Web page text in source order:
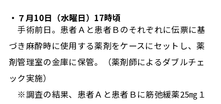
・７月10日（水曜日）17時頃
手術前日。患者Ａと患者Ｂのそれぞれに伝票に基
づき麻酔時に使用する薬剤をケースにセットし、薬
剤管理室の金庫に保管。（薬剤師によるダブルチェ
ック実施）
※調査の結果、患者Ａと患者Ｂに筋弛緩薬25㎎１